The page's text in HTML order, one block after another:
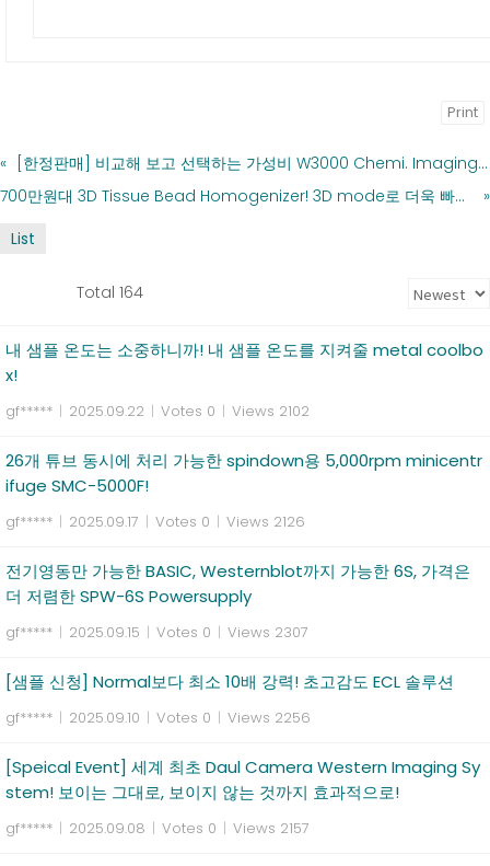
Print
«
[한정판매] 비교해 보고 선택하는 가성비 W3000 Chemi. Imaging System! 800만원 할인에, 100만원 상당의 사은품까지!
700만원대 3D Tissue Bead Homogenizer! 3D mode로 더욱 빠르고! 강력하게 분쇄하세요!
»
List
Total 164
내 샘플 온도는 소중하니까! 내 샘플 온도를 지켜줄 metal coolbo
x!
gf***** | 2025.09.22 | Votes 0 | Views 2102
26개 튜브 동시에 처리 가능한 spindown용 5,000rpm minicentr
ifuge SMC-5000F!
gf***** | 2025.09.17 | Votes 0 | Views 2126
전기영동만 가능한 BASIC, Westernblot까지 가능한 6S, 가격은
더 저렴한 SPW-6S Powersupply
gf***** | 2025.09.15 | Votes 0 | Views 2307
[샘플 신청] Normal보다 최소 10배 강력! 초고감도 ECL 솔루션
gf***** | 2025.09.10 | Votes 0 | Views 2256
[Speical Event] 세계 최초 Daul Camera Western Imaging Sy
stem! 보이는 그대로, 보이지 않는 것까지 효과적으로!
gf***** | 2025.09.08 | Votes 0 | Views 2157